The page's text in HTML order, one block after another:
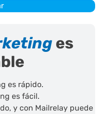
es
es rápido.
es fácil.
y con Mailrelay puede